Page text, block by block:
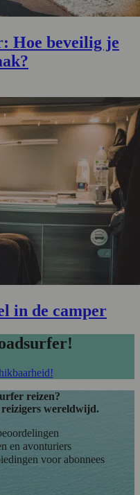
Hoe beveilig je
in de camper
reizen?
wereldwijd.
en avonturiers
voor abonnees